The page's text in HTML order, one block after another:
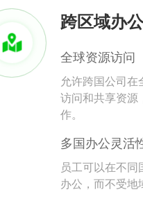
跨区域办公
全球资源访问
允许跨国公司在
访问和共享资源
作。
多国办公灵活
员工可以在不
办公，而不受地